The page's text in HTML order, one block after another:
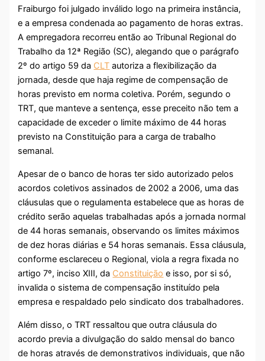
Fraiburgo foi julgado inválido logo na primeira instância,
e a empresa condenada ao pagamento de horas extras.
A empregadora recorreu então ao Tribunal Regional do
Trabalho da 12ª Região (SC), alegando que o parágrafo
2º do artigo 59 da CLT autoriza a flexibilização da
jornada, desde que haja regime de compensação de
horas previsto em norma coletiva. Porém, segundo o
TRT, que manteve a sentença, esse preceito não tem a
capacidade de exceder o limite máximo de 44 horas
previsto na Constituição para a carga de trabalho
semanal.
Apesar de o banco de horas ter sido autorizado pelos
acordos coletivos assinados de 2002 a 2006, uma das
cláusulas que o regulamenta estabelece que as horas de
crédito serão aquelas trabalhadas após a jornada normal
de 44 horas semanais, observando os limites máximos
de dez horas diárias e 54 horas semanais. Essa cláusula,
conforme esclareceu o Regional, viola a regra fixada no
artigo 7º, inciso XIII, da Constituição e isso, por si só,
invalida o sistema de compensação instituído pela
empresa e respaldado pelo sindicato dos trabalhadores.
Além disso, o TRT ressaltou que outra cláusula do
acordo previa a divulgação do saldo mensal do banco
de horas através de demonstrativos individuais, que não